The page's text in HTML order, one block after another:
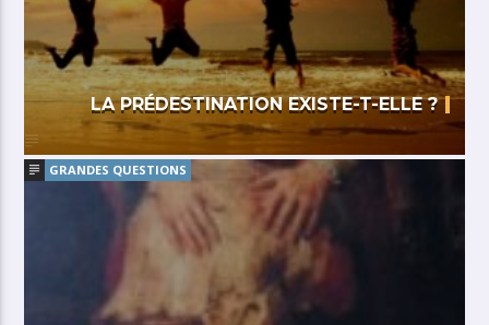
LA PRÉDESTINATION EXISTE-T-ELLE ?
GRANDES QUESTIONS